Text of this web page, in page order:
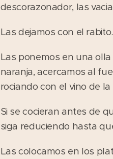
descorazonador, las
Las dejamos con el rabito.
Las ponemos en una
naranja, acercamos al
rociando con el vino de la
Si se cocieran antes de
siga reduciendo hasta
Las colocamos en los